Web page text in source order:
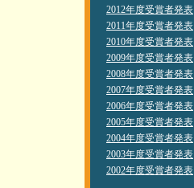
2012年度受賞者発表
2011年度受賞者発表
2010年度受賞者発表
2009年度受賞者発表
2008年度受賞者発表
2007年度受賞者発表
2006年度受賞者発表
2005年度受賞者発表
2004年度受賞者発表
2003年度受賞者発表
2002年度受賞者発表